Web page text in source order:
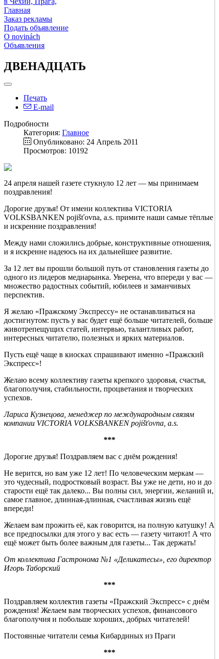
Главная
Заказ рекламы
Подать объявление
O novinách
Объявления
ДВЕНАДЦАТЬ
Печать
E-mail
Подробности
Категория: Главное
Опубликовано: 24 Апрель 2011
Просмотров: 10192
24 апреля нашей газете стукнуло 12 лет — мы принимаем
поздравления!
Дорогие друзья! От имени коллектива VICTORIA
VOLKSBANKEN pojišťovna, a.s. примите наши самые тёплые
и искренние поздравления!
Между нами сложились добрые, конструктивные отношения,
и я искренне надеюсь на их дальнейшее развитие.
За 12 лет вы прошли большой путь от становления газеты до
одного из лидеров медиарынка. Уверена, что впереди у вас —
множество радостных событий, юбилеев и заманчивых
перспектив.
Я желаю «Пражскому Экспрессу» не останавливаться на
достигнутом: пусть у вас будет ещё больше читателей, больше
животрепещущих статей, интервью, талантливых работ,
интересных читателю, полезных и ярких материалов.
Пусть ещё чаще в киосках спрашивают именно «Пражский
Экспресс»!
Желаю всему коллективу газеты крепкого здоровья, счастья,
благополучия, стабильности, процветания и творческих
успехов.
Лариса Кузнецова, менеджер по международным связям
компании VICTORIA VOLKSBANKEN pojišťovna, a.s.
***
Дорогие друзья! Поздравляем вас с днём рождения!
Не верится, но вам уже 12 лет! По человеческим меркам —
это чудесный, подростковый возраст. Вы уже не дети, но и до
старости ещё так далеко... Вы полны сил, энергии, желаний и,
самое главное, длинная-длинная, счастливая жизнь ещё
впереди!
Желаем вам прожить её, как говорится, на полную катушку! А
все предпосылки для этого у вас есть — газету читают! А что
ещё может быть более важным для газеты... Так держать!
От коллектива Гастронома №1 «Деликатесы», его директор
Игорь Таборский
***
Поздравляем коллектив газеты «Пражский Экспресс» с днём
рождения! Желаем вам творческих успехов, финансового
благополучия и побольше хороших, добрых читателей!
Постоянные читатели семья Кибардиных из Праги
***